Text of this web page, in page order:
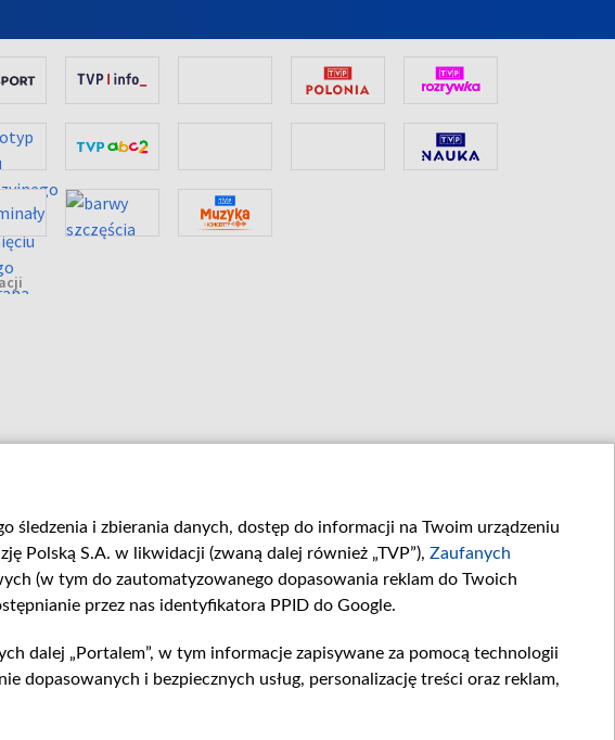
śledzenia i zbierania danych, dostęp do informacji na Twoim urządzeniu
Polską S.A. w likwidacji (zwaną dalej również „TVP”), Zaufanych
(w tym do zautomatyzowanego dopasowania reklam do Twoich
przez nas identyfikatora PPID do Google.
dalej „Portalem”, w tym informacje zapisywane za pomocą technologii
i bezpiecznych usług, personalizację treści oraz reklam,